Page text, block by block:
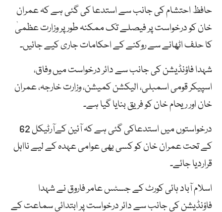
حافظ احتشام کی جانب سے استدعا کی گئی ہے کہ عمران
خان کو درخواست پر فیصلے تک ممکنہ طور پر وزارت عظمیٰ
کا حلف اٹھانے سے روکنے کے احکامات جاری کیے جائیں۔
شہدا فاؤنڈیشن کی جانب سے دائر درخواست میں وفاق،
اسپیکر قومی اسمبلی، الیکشن کمیشن، وزارت خارجہ، عمران
خان اور ریحام خان کو فریق بنایا گیا ہے۔
درخواستوں میں استدعاکی گئی ہے کہ آئین کےآرٹیکل 62
کے تحت عمران خان کو کسی بھی عوامی عہدہ کے لیے نااہل
قراردیا جائے۔
اسلام آباد ہائی کورٹ کے جسٹس عامر فاروق نے شہدا
فاؤنڈیشن کی جانب سے دائر درخواست پر ابتدائی سماعت کے